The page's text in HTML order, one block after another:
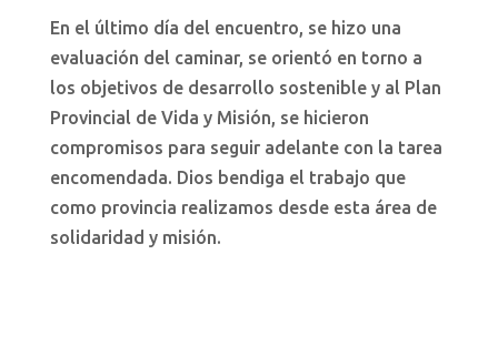
En el último día del encuentro, se hizo una
evaluación del caminar, se orientó en torno a
los objetivos de desarrollo sostenible y al Plan
Provincial de Vida y Misión, se hicieron
compromisos para seguir adelante con la tarea
encomendada. Dios bendiga el trabajo que
como provincia realizamos desde esta área de
solidaridad y misión.